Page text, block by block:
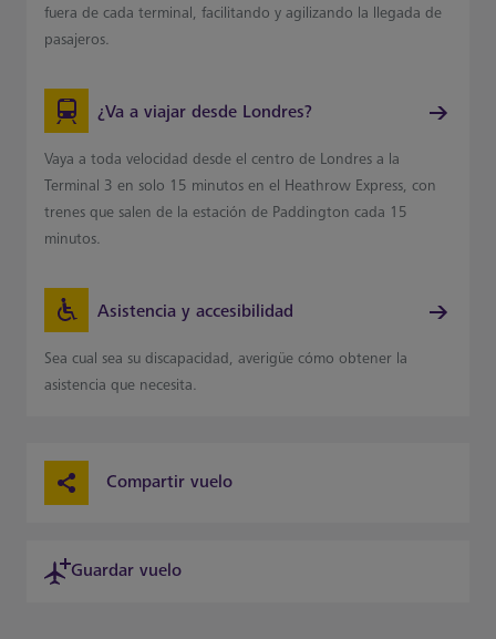
fuera de cada terminal, facilitando y agilizando la llegada de
pasajeros.
¿Va a viajar desde Londres?
Vaya a toda velocidad desde el centro de Londres a la
Terminal 3 en solo 15 minutos en el Heathrow Express, con
trenes que salen de la estación de Paddington cada 15
minutos.
Asistencia y accesibilidad
Sea cual sea su discapacidad, averigüe cómo obtener la
asistencia que necesita.
Compartir vuelo
Guardar vuelo